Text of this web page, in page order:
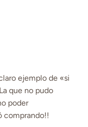
ejemplo de «si
que no pudo
poder
comprando!!